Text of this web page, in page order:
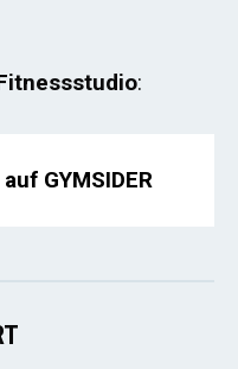
:
GYMSIDER